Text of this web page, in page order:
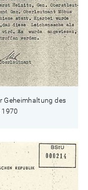
Geheimhaltung des
1970